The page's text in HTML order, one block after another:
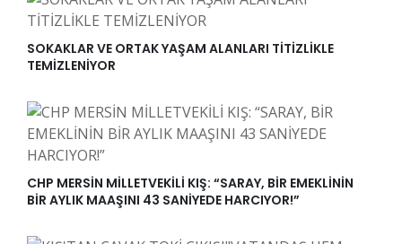
SOKAKLAR VE ORTAK YAŞAM ALANLARI TİTİZLİKLE
TEMİZLENİYOR
CHP MERSİN MİLLETVEKİLİ KIŞ: “SARAY, BİR EMEKLİNİN
BİR AYLIK MAAŞINI 43 SANİYEDE HARCIYOR!”